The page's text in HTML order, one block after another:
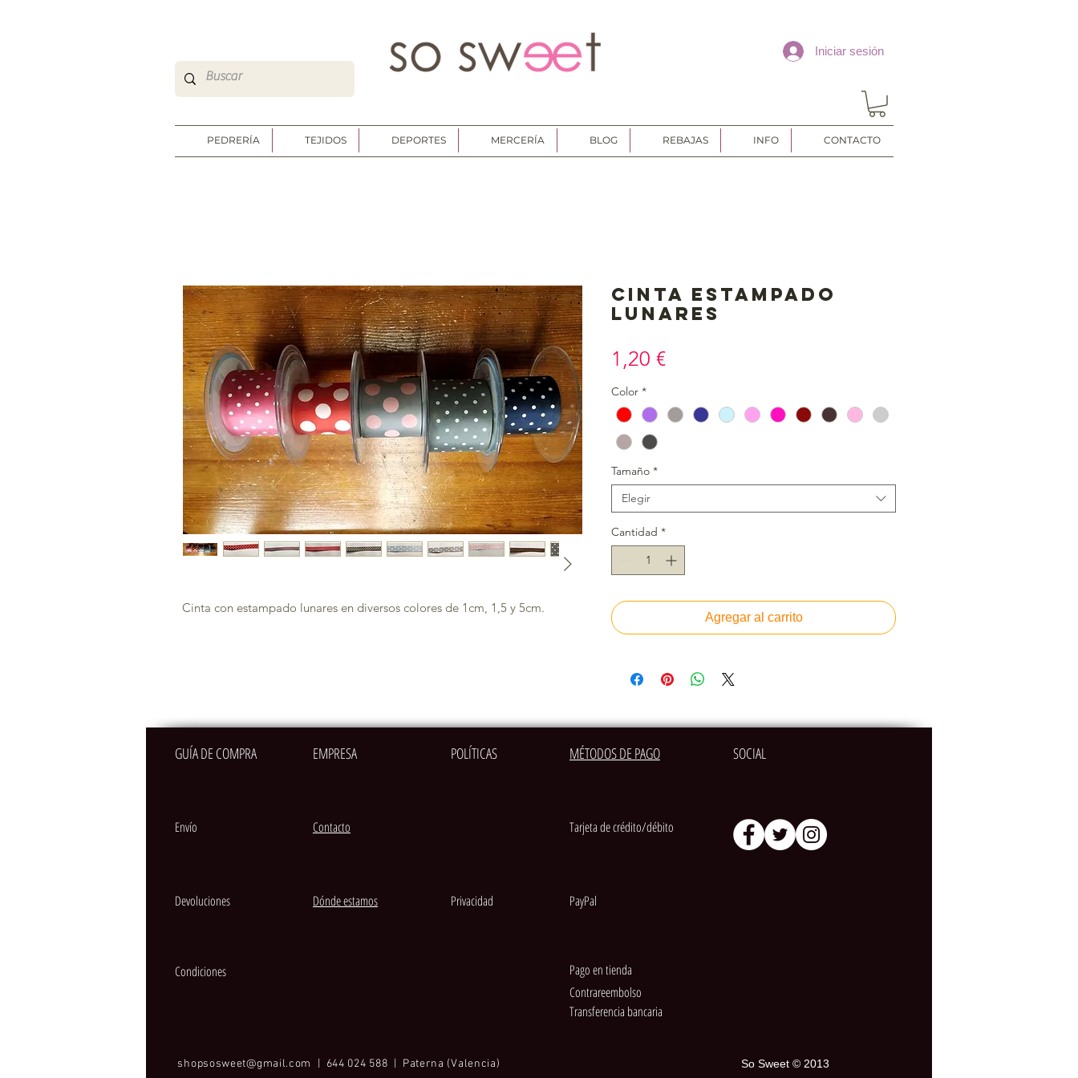
So Sweet Complementos Shop Online
http://www.sosweetshoponline.com
Iniciar sesión
PEDRERÍA TEJIDOS DEPORTES MERCERÍA BLOG REBAJAS INFO CONTACTO
Cinta con estampado lunares en diversos colores de 1cm, 1,5 y 5cm.
Cinta estampado
lunares
1,20 €Precio
Color *
Tamaño *
Elegir
Cantidad *
Agregar al carrito
GUÍA DE COMPRA EMPRESA POLÍTICAS MÉTODOS DE PAGO SOCIAL
Envío
Devoluciones
Condiciones
Contacto
Dónde estamos
Tarjeta de crédito/débito
Privacidad PayPal
Pago en tienda
Contrareembolso
Transferencia bancaria
shopsosweet@gmail.com | 644 024 588 | Paterna (Valencia) So Sweet © 2013